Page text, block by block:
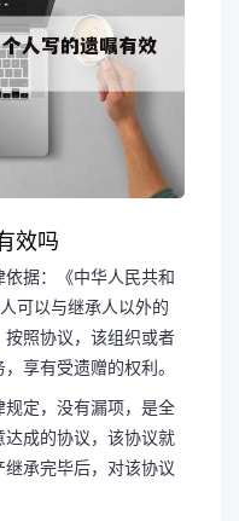
效吗
据：《中华人民共和
可以与继承人以外的
照协议，该组织或者
享有受遗赠的权利。
规定，没有漏项，是全
成的协议，该协议就
承完毕后，对该协议